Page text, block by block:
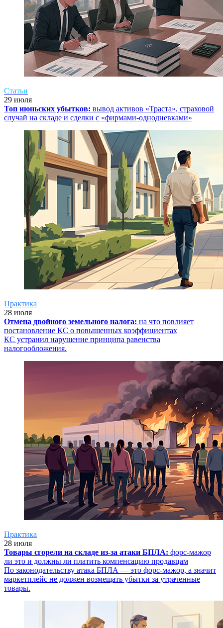
Cтатьи
29 июля
Топ июньских убытков: вывод активов «Траста», страховой
случай на складе и сделки с «фирмами-однодневками»
Практика
28 июля
Отмена двойного земельного налога: на что повлияет
постановление КС о повышенных коэффициентах
КС устранил нарушение принципа равенства
налогообложения.
Практика
28 июля
Товары сгорели на складе из-за атаки БПЛА: форс-мажор
ли это и должны ли платить компенсацию продавцам
По законодательству атака БПЛА — это форс-мажор, а значит
маркетплейс не должен возмещать убытки за утраченные
товары.